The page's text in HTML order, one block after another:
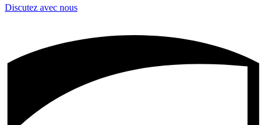
Discutez avec nous